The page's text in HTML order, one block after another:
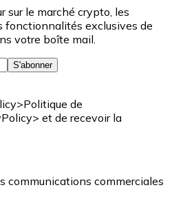
sur le marché crypto, les
fonctionnalités exclusives de
votre boîte mail.
S'abonner
de
et de recevoir la
communications commerciales